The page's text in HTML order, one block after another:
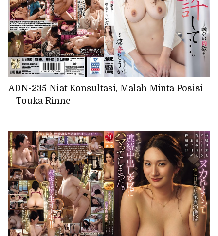
ADN-235 Niat Konsultasi, Malah Minta Posisi
– Touka Rinne